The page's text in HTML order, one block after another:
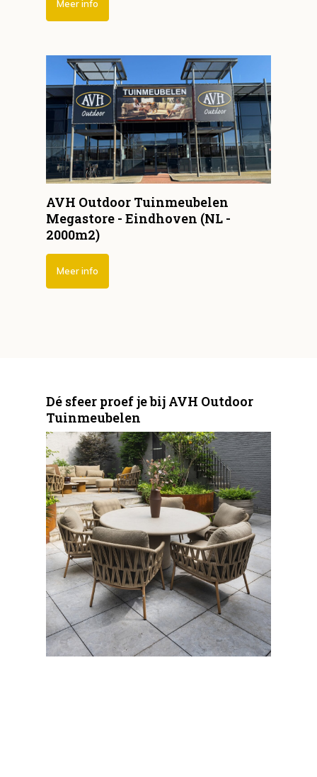
Meer info
AVH Outdoor Tuinmeubelen
Megastore - Eindhoven (NL -
2000m2)
Meer info
Dé sfeer proef je bij AVH Outdoor
Tuinmeubelen